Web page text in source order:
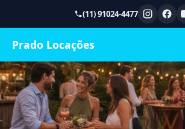
(11) 91024-4477
Prado Locações